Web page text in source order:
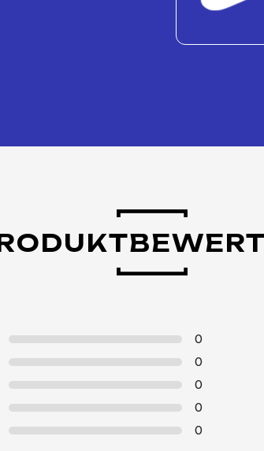
0
0
0
0
0